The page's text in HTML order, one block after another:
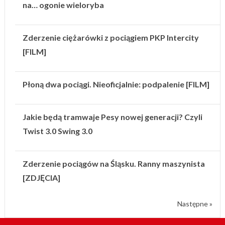
na… ogonie wieloryba
Zderzenie ciężarówki z pociągiem PKP Intercity
[FILM]
Płoną dwa pociągi. Nieoficjalnie: podpalenie [FILM]
Jakie będą tramwaje Pesy nowej generacji? Czyli
Twist 3.0 Swing 3.0
Zderzenie pociągów na Śląsku. Ranny maszynista
[ZDJĘCIA]
Następne »